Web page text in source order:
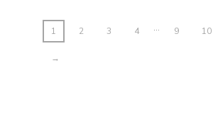
1 2 3 4 … 9 10
→